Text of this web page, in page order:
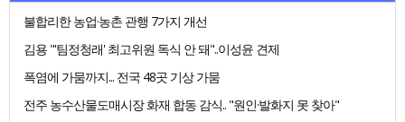
불합리한 농업·농촌 관행 7가지 개선
김용 "'팀정청래' 최고위원 독식 안 돼"..이성윤 견제
폭염에 가뭄까지... 전국 48곳 기상 가뭄
전주 농수산물도매시장 화재 합동 감식.. "원인·발화지 못 찾아"